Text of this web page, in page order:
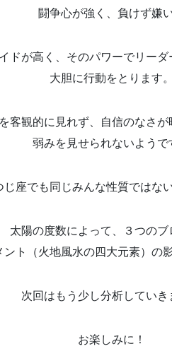
闘争心が強く、負けず嫌い
ドが高く、そのパワーでリーダ
大胆に行動をとります。
客観的に見れず、自信のなさが
弱みを見せられないようで
じ座でも同じみんな性質ではな
太陽の度数によって、３つのブ
ント（火地風水の四大元素）の
次回はもう少し分析していき
お楽しみに！